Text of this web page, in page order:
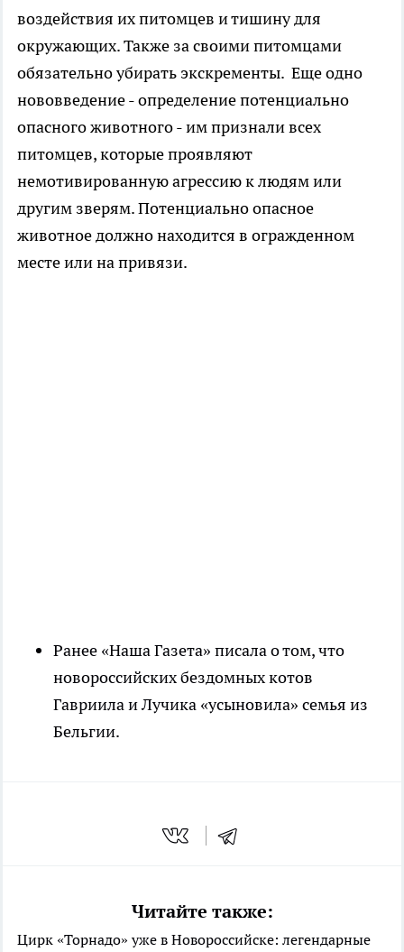
воздействия их питомцев и тишину для
окружающих. Также за своими питомцами
обязательно убирать экскременты. Еще одно
нововведение - определение потенциально
опасного животного - им признали всех
питомцев, которые проявляют
немотивированную агрессию к людям или
другим зверям. Потенциально опасное
животное должно находится в огражденном
месте или на привязи.
Ранее «Наша Газета» писала о том, что
новороссийских бездомных котов
Гавриила и Лучика «усыновила» семья из
Бельгии.
Читайте также:
Цирк «Торнадо» уже в Новороссийске: легендарные